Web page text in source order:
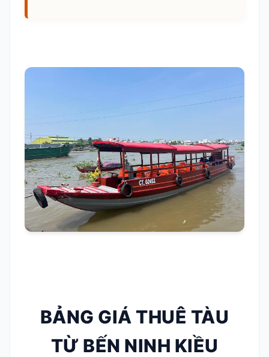
BẢNG GIÁ THUÊ TÀU
TỪ BẾN NINH KIỀU